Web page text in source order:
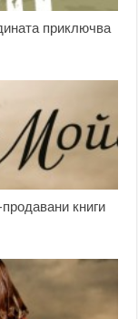
приключва
книги